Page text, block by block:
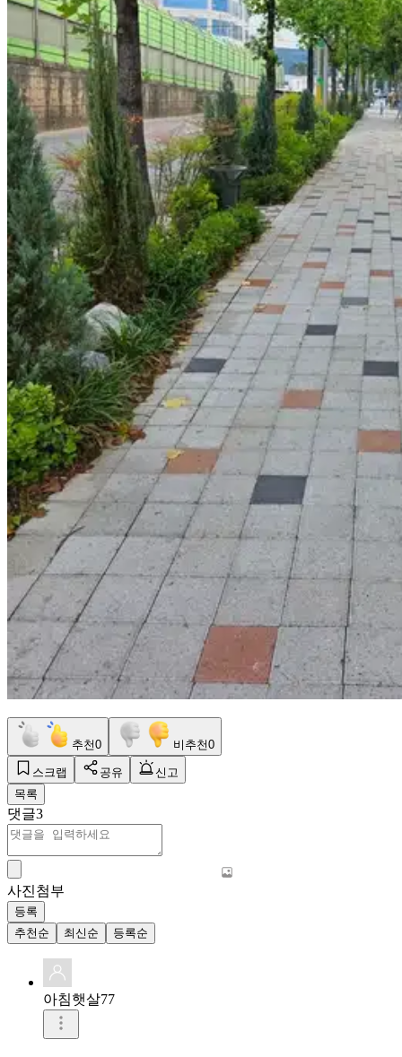
추천0 비추천0
스크랩 공유
신고
목록
댓글3
사진첨부
등록
추천순
최신순 등록순
아침햇살77